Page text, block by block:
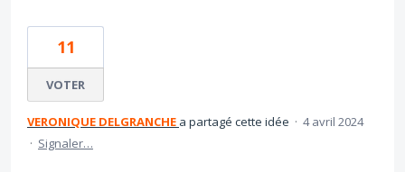
11
VOTER
VERONIQUE DELGRANCHE a partagé cette idée · 4 avril 2024
· Signaler…